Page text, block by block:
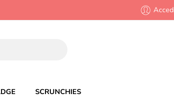
SCRUNCHIES